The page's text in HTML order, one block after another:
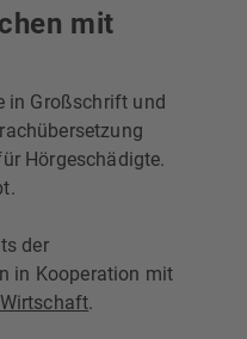
mit
in Großschrift und
Hörgeschädigte.
der
in Kooperation mit
.